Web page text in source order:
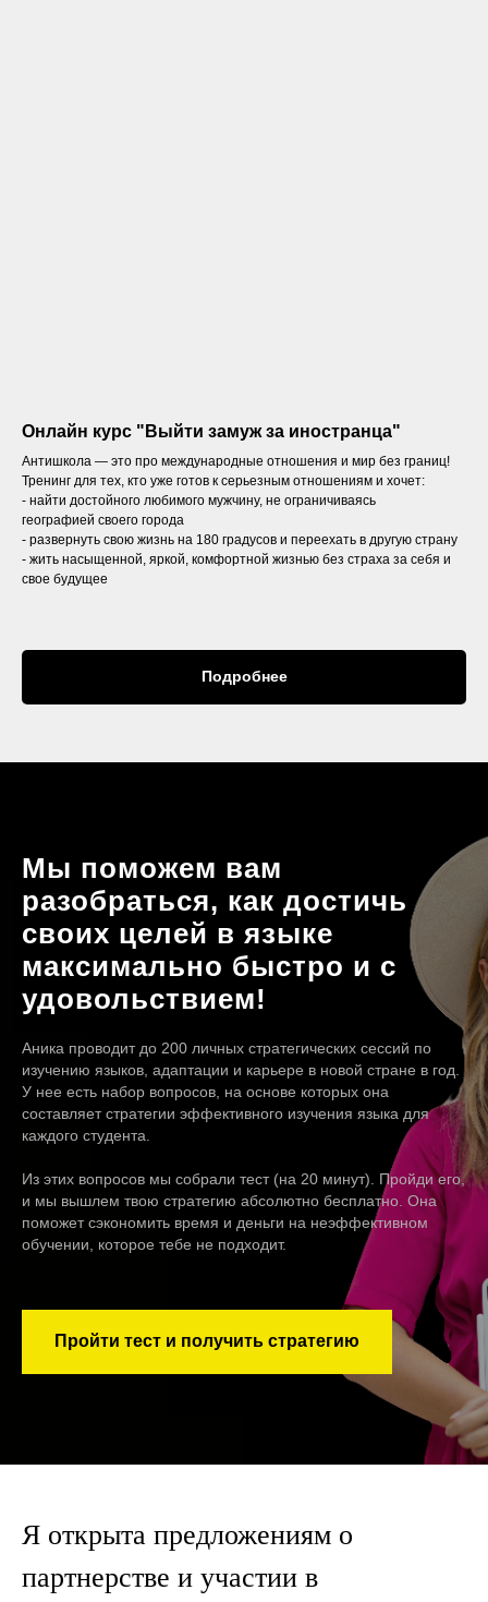
Онлайн курс "Выйти замуж за иностранца"
Антишкола — это про международные отношения и мир без границ!
Тренинг для тех, кто уже готов к серьезным отношениям и хочет:
- найти достойного любимого мужчину, не ограничиваясь
географией своего города
- развернуть свою жизнь на 180 градусов и переехать в другую страну
- жить насыщенной, яркой, комфортной жизнью без страха за себя и
свое будущее
Подробнее
Мы поможем вам
разобраться, как достичь
своих целей в языке
максимально быстро и с
удовольствием!
Аника проводит до 200 личных стратегических сессий по
изучению языков, адаптации и карьере в новой стране в год.
У нее есть набор вопросов, на основе которых она
составляет стратегии эффективного изучения языка для
каждого студента.
Из этих вопросов мы собрали тест (на 20 минут). Пройди его,
и мы вышлем твою стратегию абсолютно бесплатно. Она
поможет сэкономить время и деньги на неэффективном
обучении, которое тебе не подходит.
Пройти тест и получить стратегию
Я открыта предложениям о
партнерстве и участии в